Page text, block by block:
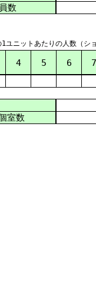
数
ニットあたりの人数（シ
4 5 6
7
室数